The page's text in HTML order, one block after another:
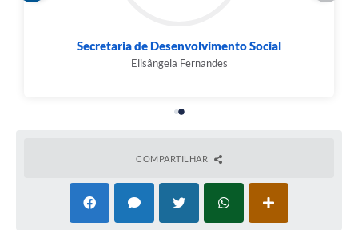
Secretaria de Desenvolvimento Social
Elisângela Fernandes
COMPARTILHAR